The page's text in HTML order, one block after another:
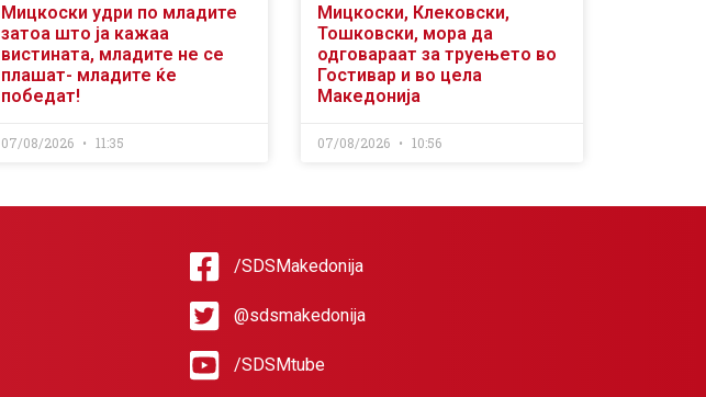
Мицкоски удри по младите
затоа што ја кажаа
вистината, младите не се
плашат- младите ќе
победат!
07/08/2026 11:35
Мицкоски, Клековски,
Тошковски, мора да
одговараат за труењето во
Гостивар и во цела
Македонија
07/08/2026 10:56
/SDSMakedonija
@sdsmakedonija
/SDSMtube